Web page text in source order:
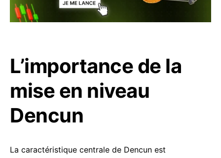
L’importance de la
mise en niveau
Dencun
La caractéristique centrale de Dencun est